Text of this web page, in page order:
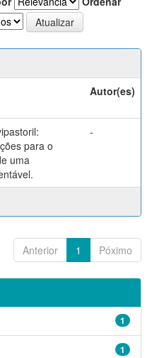
Autor(es)
para o
uma
-
Anterior 1 Póximo
1
1